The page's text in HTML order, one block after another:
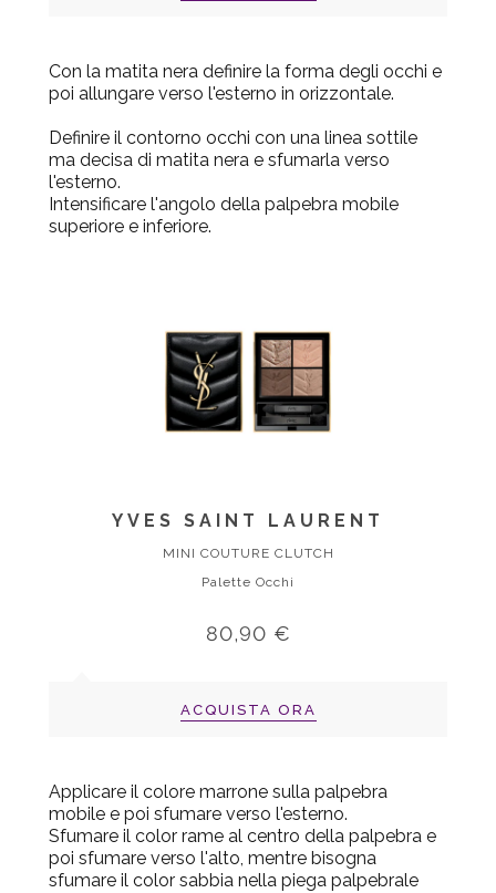
Con la matita nera definire la forma degli occhi e
poi allungare verso l'esterno in orizzontale.
Definire il contorno occhi con una linea sottile
ma decisa di matita nera e sfumarla verso
l'esterno.
Intensificare l'angolo della palpebra mobile
superiore e inferiore.
YVES SAINT LAURENT
MINI COUTURE CLUTCH
Palette Occhi
80,90 €
ACQUISTA ORA
Applicare il colore marrone sulla palpebra
mobile e poi sfumare verso l'esterno.
Sfumare il color rame al centro della palpebra e
poi sfumare verso l'alto, mentre bisogna
sfumare il color sabbia nella piega palpebrale